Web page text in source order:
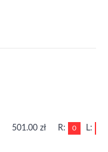
501.00 zł R: 0 L: